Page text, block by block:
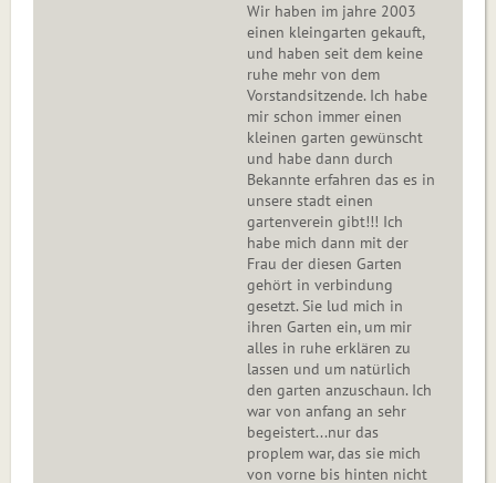
Wir haben im jahre 2003
einen kleingarten gekauft,
und haben seit dem keine
ruhe mehr von dem
Vorstandsitzende. Ich habe
mir schon immer einen
kleinen garten gewünscht
und habe dann durch
Bekannte erfahren das es in
unsere stadt einen
gartenverein gibt!!! Ich
habe mich dann mit der
Frau der diesen Garten
gehört in verbindung
gesetzt. Sie lud mich in
ihren Garten ein, um mir
alles in ruhe erklären zu
lassen und um natürlich
den garten anzuschaun. Ich
war von anfang an sehr
begeistert...nur das
proplem war, das sie mich
von vorne bis hinten nicht